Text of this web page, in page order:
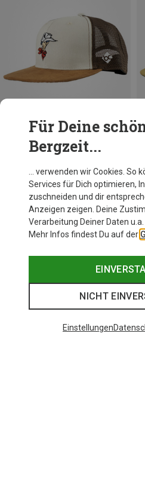
Bavarian Caps
Lucky Luke Snapback Cap
ONE SIZE
Für Deine
Bergzeit...
… verwenden wir Cookies. So
Services für Dich optimieren,
zuschneiden und dir
Anzeigen zeigen. Deine
Verarbeitung Deiner Daten u.a.
Mehr Infos findest Du auf der
NICHT
Einstellungen